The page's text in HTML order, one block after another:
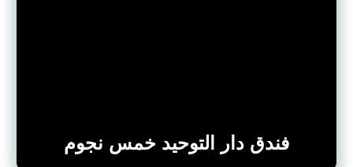
فندق دار التوحيد خمس نجوم